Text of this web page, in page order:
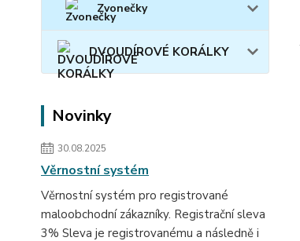
Zvonečky
DVOUDÍROVÉ KORÁLKY
Novinky
30.08.2025
Věrnostní systém
Věrnostní systém pro registrované
maloobchodní zákazníky. Registrační sleva
3% Sleva je registrovanému a následně i